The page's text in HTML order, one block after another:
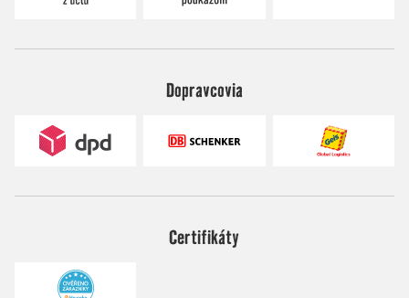
Dopravcovia
Certifikáty